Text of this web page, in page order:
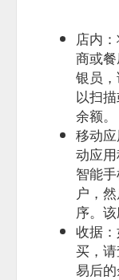
店内
商或
银员
以扫
余额。
移动
动应
智能
户，
序。
收据
买，
易后的